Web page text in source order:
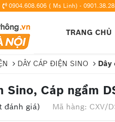
0904.608.606 ( Ms Linh) -
TRANG CHỦ
DÂY CÁP ĐIỆN SINO Dây
Sino, Cáp ngầm
đánh giá) Mã hàng: CXV/